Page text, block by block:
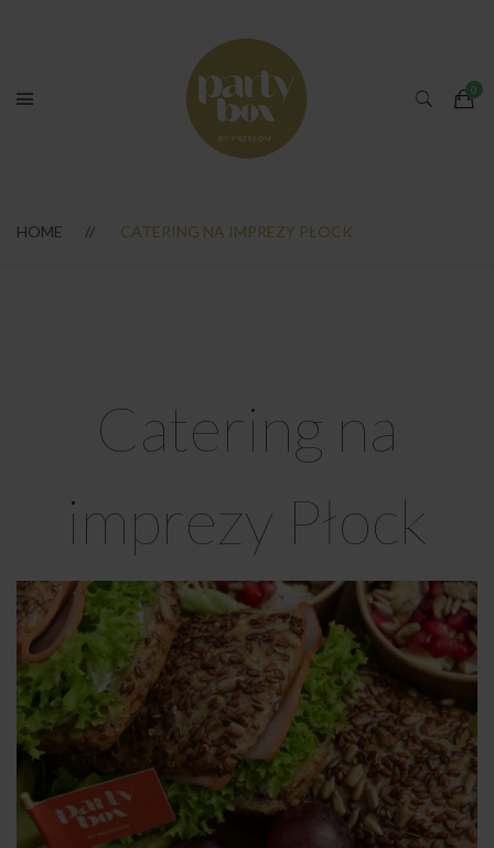
HOME CATERING NA IMPREZY PŁOCK
Catering na
imprezy Płock